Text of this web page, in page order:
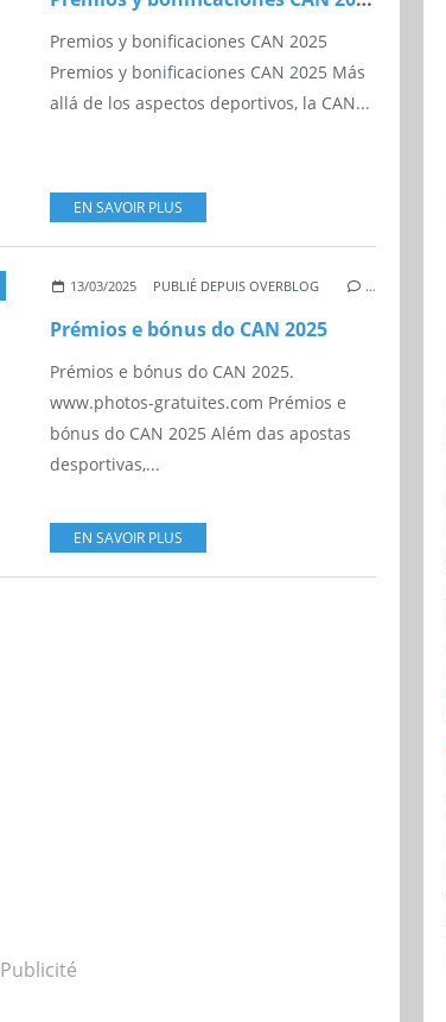
Premios y bonificaciones CAN 2025
Premios y bonificaciones CAN 2025 Más
allá de los aspectos deportivos, la CAN...
EN SAVOIR PLUS
FUTEBOL,FIFA
13/03/2025 PUBLIÉ DEPUIS OVERBLOG …
Prémios e bónus do CAN 2025
Prémios e bónus do CAN 2025.
www.photos-gratuites.com Prémios e
bónus do CAN 2025 Além das apostas
desportivas,...
EN SAVOIR PLUS
Publicité